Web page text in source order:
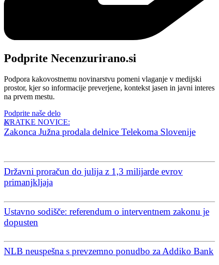
Podprite Necenzurirano.si
Podpora kakovostnemu novinarstvu pomeni vlaganje v medijski
prostor, kjer so informacije preverjene, kontekst jasen in javni interes
na prvem mestu.
Podprite naše delo
KRATKE NOVICE:
Zakonca Južna prodala delnice Telekoma Slovenije
Državni proračun do julija z 1,3 milijarde evrov
primanjkljaja
Ustavno sodišče: referendum o interventnem zakonu je
dopusten
NLB neuspešna s prevzemno ponudbo za Addiko Bank